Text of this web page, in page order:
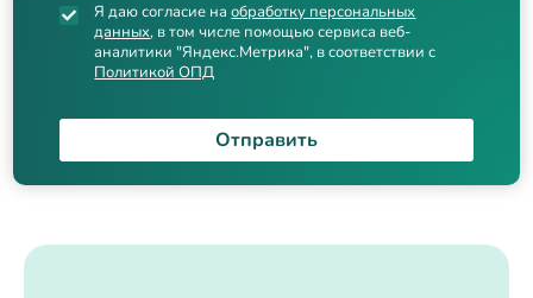
Я даю согласие наобработку персональных
данных, в том числе помощью сервиса веб-
аналитики "Яндекс.Метрика", в соответствии с
Политикой ОПД
Отправить